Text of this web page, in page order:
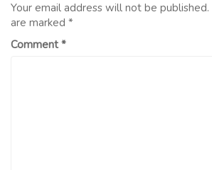
Your email address will not be published.
are marked *
Comment*